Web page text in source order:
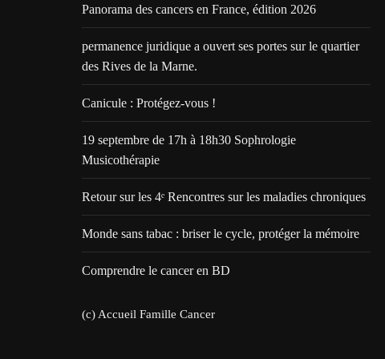
Panorama des cancers en France, édition 2026
permanence juridique a ouvert ses portes sur le quartier
des Rives de la Marne.
Canicule : Protégez-vous !
19 septembre de 17h à 18h30 Sophrologie
Musicothérapie
Retour sur les 4ᵉ Rencontres sur les maladies chroniques
Monde sans tabac : briser le cycle, protéger la mémoire
Comprendre le cancer en BD
(c) Accueil Famille Cancer